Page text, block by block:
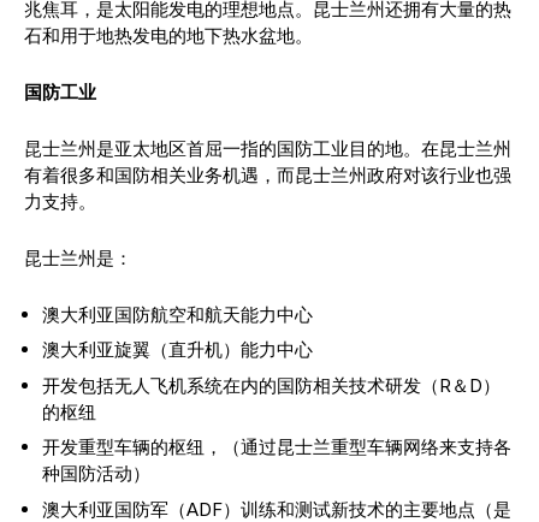
兆焦耳，是太阳能发电的理想地点。昆士兰州还拥有大量的热
石和用于地热发电的地下热水盆地。
国防工业
昆士兰州是亚太地区首屈一指的国防工业目的地。在昆士兰州
有着很多和国防相关业务机遇，而昆士兰州政府对该行业也强
力支持。
昆士兰州是：
澳大利亚国防航空和航天能力中心
澳大利亚旋翼（直升机）能力中心
开发包括无人飞机系统在内的国防相关技术研发（R＆D）
的枢纽
开发重型车辆的枢纽，（通过昆士兰重型车辆网络来支持各
种国防活动）
澳大利亚国防军（ADF）训练和测试新技术的主要地点（是